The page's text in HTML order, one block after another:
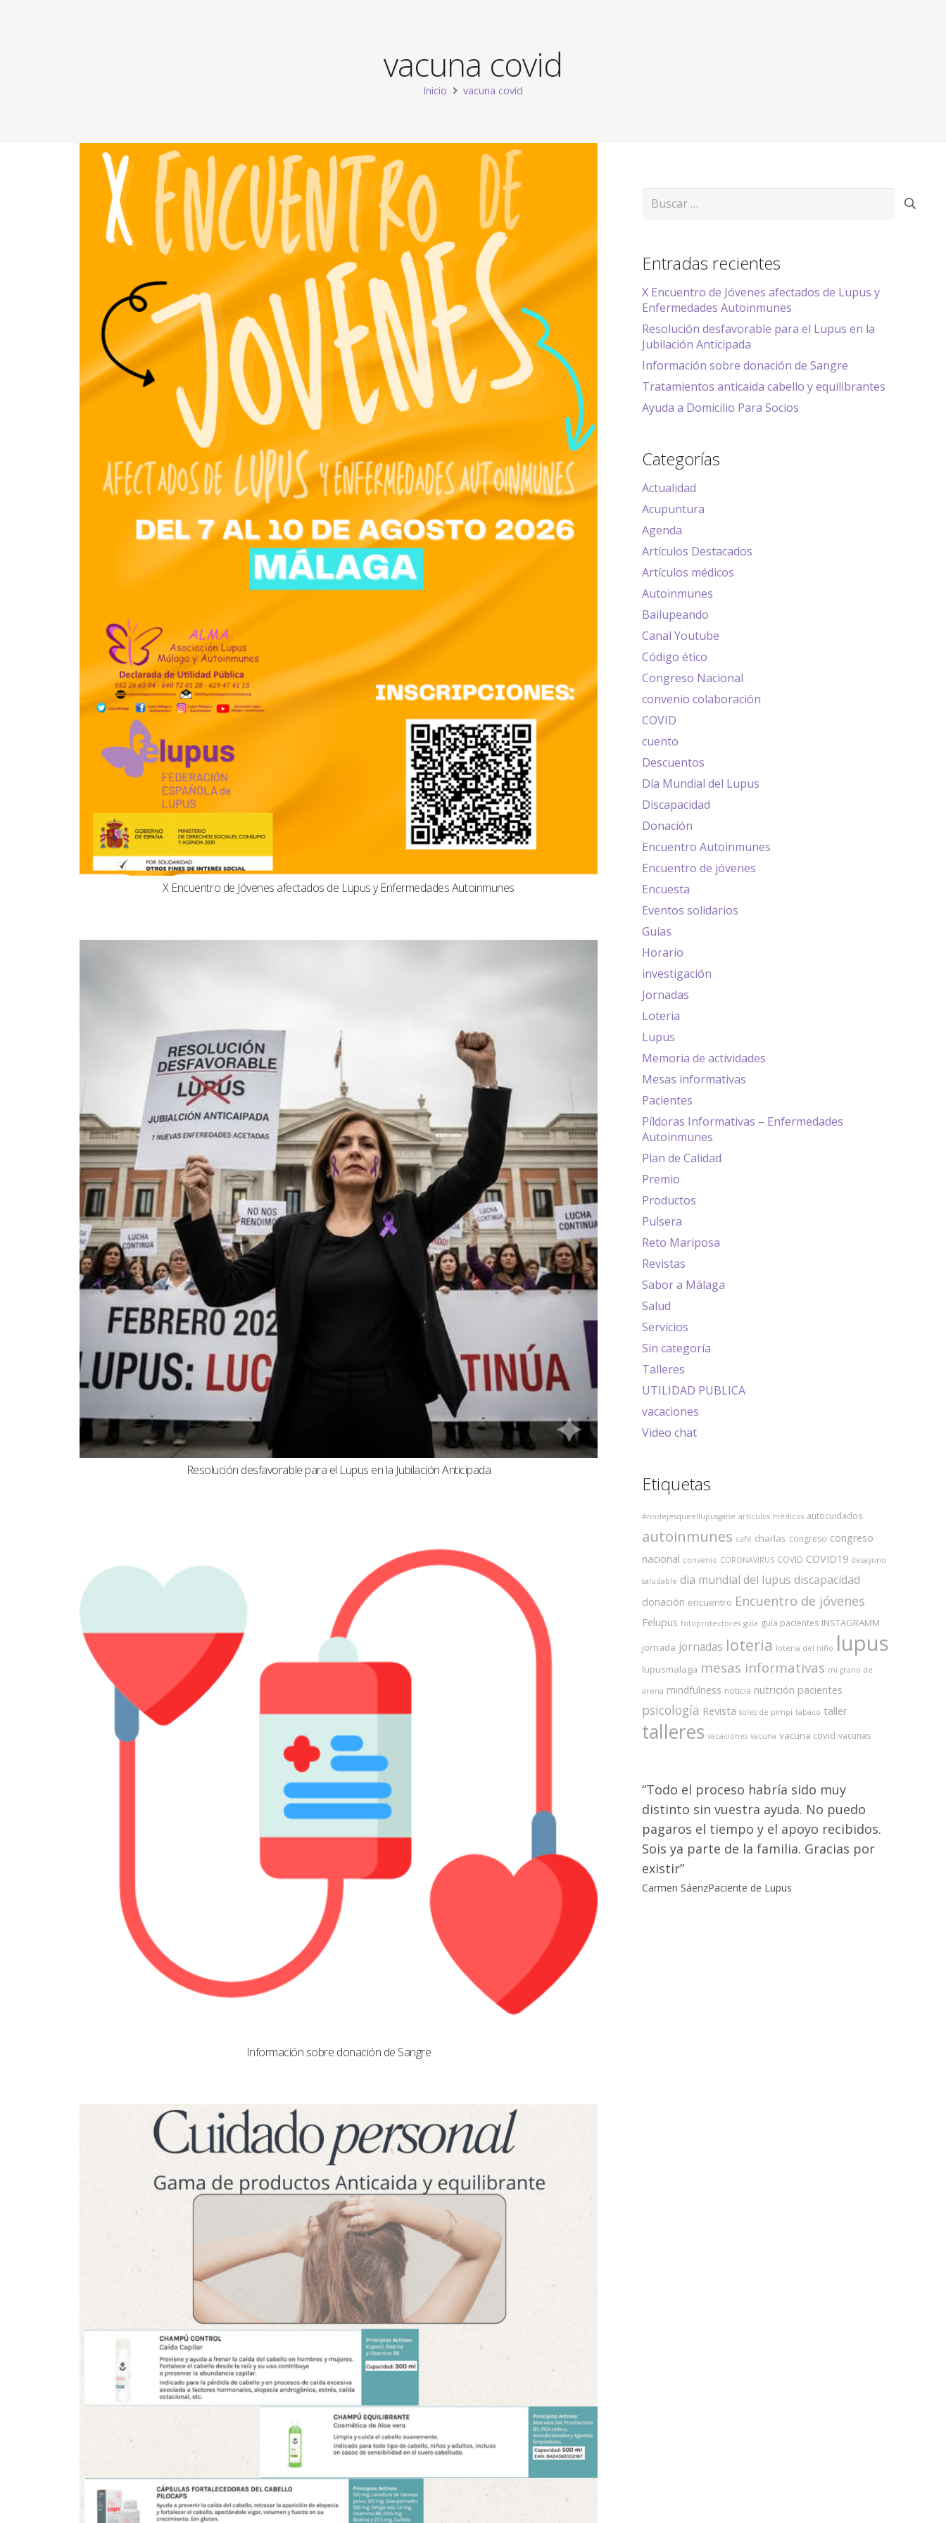
vacuna covid
Inicio vacuna covid
X Encuentro de Jóvenes afectados de Lupus y Enfermedades Autoinmunes
Resolución desfavorable para el Lupus en la Jubilación Anticipada
Información sobre donación de Sangre
Buscar:
Entradas recientes
X Encuentro de Jóvenes afectados de Lupus y
Enfermedades Autoinmunes
Resolución desfavorable para el Lupus en la
Jubilación Anticipada
Información sobre donación de Sangre
Tratamientos anticaida cabello y equilibrantes
Ayuda a Domicilio Para Socios
Categorías
Actualidad
Acupuntura
Agenda
Artículos Destacados
Artículos médicos
Autoinmunes
Bailupeando
Canal Youtube
Código ético
Congreso Nacional
convenio colaboración
COVID
cuento
Descuentos
Día Mundial del Lupus
Discapacidad
Donación
Encuentro Autoinmunes
Encuentro de jóvenes
Encuesta
Eventos solidarios
Guías
Horario
investigación
Jornadas
Loteria
Lupus
Memoria de actividades
Mesas informativas
Pacientes
Píldoras Informativas – Enfermedades
Autoinmunes
Plan de Calidad
Premio
Productos
Pulsera
Reto Mariposa
Revistas
Sabor a Málaga
Salud
Servicios
Sin categoría
Talleres
UTILIDAD PUBLICA
vacaciones
Video chat
Etiquetas
#nodejesqueellupusgane artículos médicos autocuidados
autoinmunes café charlas congreso congreso
nacional convenio CORONAVIRUS COVID COVID19 desayuno
saludable dia mundial del lupus discapacidad
donación encuentro Encuentro de jóvenes
Felupus fotoprotectores guía guía pacientes INSTAGRAMM
jornada jornadas loteria loteria del niño lupus
lupusmalaga mesas informativas mi grano de
arena mindfulness noticia nutrición pacientes
psicología Revista soles de pimpi tabaco taller
talleres vacaciones vacuna vacuna covid vacunas
Todo el proceso habría sido muy
distinto sin vuestra ayuda. No puedo
pagaros el tiempo y el apoyo recibidos.
Sois ya parte de la familia. Gracias por
existir
Carmen SáenzPaciente de Lupus